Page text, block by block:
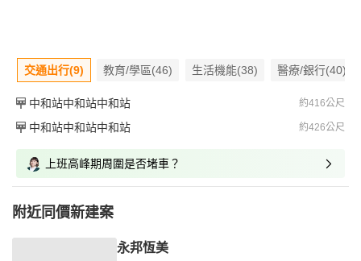
交通出行(9) 教育/學區(46) 生活機能(38) 醫療/銀行(40)
中和站中和站中和站 約416公尺
中和站中和站中和站 約426公尺
上班高峰期周圍是否堵車？
附近同價新建案
永邦恆美